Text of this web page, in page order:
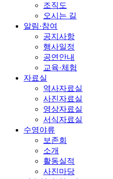
조직도
오시는 길
알림·참여
공지사항
행사일정
공연안내
교육·체험
자료실
역사자료실
사진자료실
영상자료실
서식자료실
수영야류
보존회
소개
활동실적
사진마당